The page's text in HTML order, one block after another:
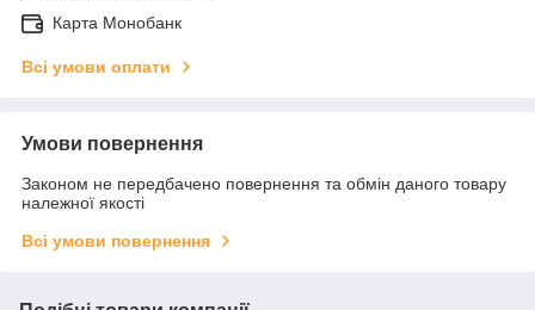
Карта Монобанк
Всі умови оплати
Умови повернення
Законом не передбачено повернення та обмін даного товару
належної якості
Всі умови повернення